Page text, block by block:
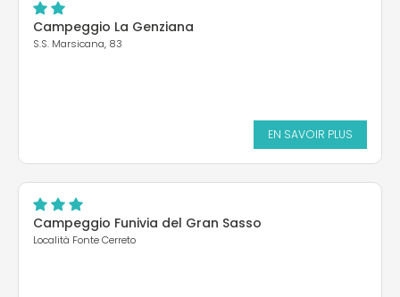
Campeggio La Genziana
S.S. Marsicana, 83
EN SAVOIR PLUS
Campeggio Funivia del Gran Sasso
Località Fonte Cerreto